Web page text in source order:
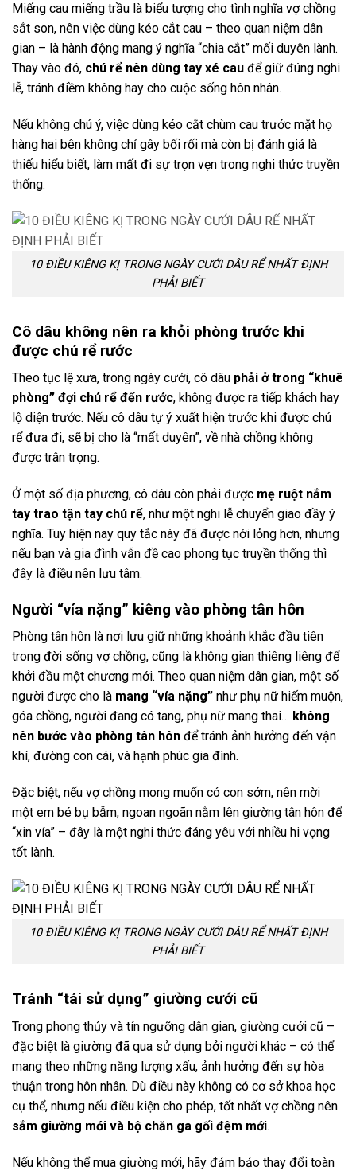
Miếng cau miếng trầu là biểu tượng cho tình nghĩa vợ chồng
sắt son, nên việc dùng kéo cắt cau – theo quan niệm dân
gian – là hành động mang ý nghĩa “chia cắt” mối duyên lành.
Thay vào đó, chú rể nên dùng tay xé cau để giữ đúng nghi
lễ, tránh điềm không hay cho cuộc sống hôn nhân.
Nếu không chú ý, việc dùng kéo cắt chùm cau trước mặt họ
hàng hai bên không chỉ gây bối rối mà còn bị đánh giá là
thiếu hiểu biết, làm mất đi sự trọn vẹn trong nghi thức truyền
thống.
10 ĐIỀU KIÊNG KỊ TRONG NGÀY CƯỚI DÂU RỂ NHẤT ĐỊNH
PHẢI BIẾT
Cô dâu không nên ra khỏi phòng trước khi
được chú rể rước
Theo tục lệ xưa, trong ngày cưới, cô dâu phải ở trong “khuê
phòng” đợi chú rể đến rước, không được ra tiếp khách hay
lộ diện trước. Nếu cô dâu tự ý xuất hiện trước khi được chú
rể đưa đi, sẽ bị cho là “mất duyên”, về nhà chồng không
được trân trọng.
Ở một số địa phương, cô dâu còn phải được mẹ ruột nắm
tay trao tận tay chú rể, như một nghi lễ chuyển giao đầy ý
nghĩa. Tuy hiện nay quy tắc này đã được nới lỏng hơn, nhưng
nếu bạn và gia đình vẫn đề cao phong tục truyền thống thì
đây là điều nên lưu tâm.
Người “vía nặng” kiêng vào phòng tân hôn
Phòng tân hôn là nơi lưu giữ những khoảnh khắc đầu tiên
trong đời sống vợ chồng, cũng là không gian thiêng liêng để
khởi đầu một chương mới. Theo quan niệm dân gian, một số
người được cho là mang “vía nặng” như phụ nữ hiếm muộn,
góa chồng, người đang có tang, phụ nữ mang thai… không
nên bước vào phòng tân hôn để tránh ảnh hưởng đến vận
khí, đường con cái, và hạnh phúc gia đình.
Đặc biệt, nếu vợ chồng mong muốn có con sớm, nên mời
một em bé bụ bẫm, ngoan ngoãn nằm lên giường tân hôn để
“xin vía” – đây là một nghi thức đáng yêu với nhiều hi vọng
tốt lành.
10 ĐIỀU KIÊNG KỊ TRONG NGÀY CƯỚI DÂU RỂ NHẤT ĐỊNH
PHẢI BIẾT
Tránh “tái sử dụng” giường cưới cũ
Trong phong thủy và tín ngưỡng dân gian, giường cưới cũ –
đặc biệt là giường đã qua sử dụng bởi người khác – có thể
mang theo những năng lượng xấu, ảnh hưởng đến sự hòa
thuận trong hôn nhân. Dù điều này không có cơ sở khoa học
cụ thể, nhưng nếu điều kiện cho phép, tốt nhất vợ chồng nên
sắm giường mới và bộ chăn ga gối đệm mới.
Nếu không thể mua giường mới, hãy đảm bảo thay đổi toàn